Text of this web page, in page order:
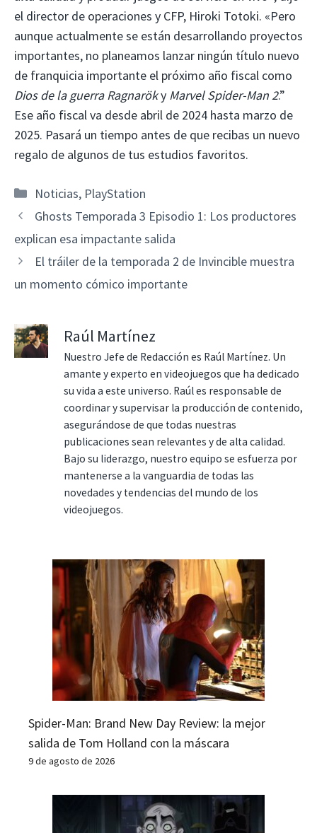
el director de operaciones y CFP, Hiroki Totoki. «Pero
aunque actualmente se están desarrollando proyectos
importantes, no planeamos lanzar ningún título nuevo
de franquicia importante el próximo año fiscal como
Dios de la guerra Ragnaröky Marvel Spider-Man 2.”
Ese año fiscal va desde abril de 2024 hasta marzo de
2025. Pasará un tiempo antes de que recibas un nuevo
regalo de algunos de tus estudios favoritos.
Categorías
Noticias, PlayStation
Ghosts Temporada 3 Episodio 1: Los productores
explican esa impactante salida
El tráiler de la temporada 2 de Invincible muestra
un momento cómico importante
Raúl Martínez
Nuestro Jefe de Redacción es Raúl Martínez. Un
amante y experto en videojuegos que ha dedicado
su vida a este universo. Raúl es responsable de
coordinar y supervisar la producción de contenido,
asegurándose de que todas nuestras
publicaciones sean relevantes y de alta calidad.
Bajo su liderazgo, nuestro equipo se esfuerza por
mantenerse a la vanguardia de todas las
novedades y tendencias del mundo de los
videojuegos.
Spider-Man: Brand New Day Review: la mejor
salida de Tom Holland con la máscara
9 de agosto de 2026